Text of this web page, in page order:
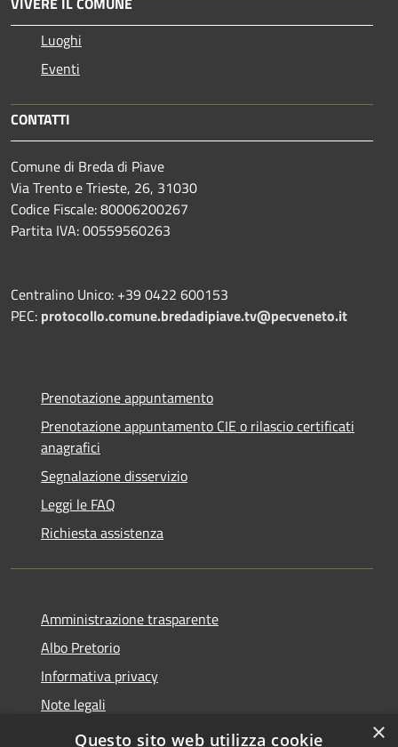
Luoghi
Eventi
CONTATTI
Comune di Breda di Piave
Via Trento e Trieste, 26, 31030
Codice Fiscale: 80006200267
Partita IVA: 00559560263
Centralino Unico: +39 0422 600153
PEC: protocollo.comune.bredadipiave.tv@pecveneto.it
Prenotazione appuntamento
Prenotazione appuntamento CIE o rilascio certificati
anagrafici
Segnalazione disservizio
Leggi le FAQ
Richiesta assistenza
Amministrazione trasparente
Albo Pretorio
Informativa privacy
Note legali
Dichiarazione di accessibilità
×
Questo sito web utilizza cookie